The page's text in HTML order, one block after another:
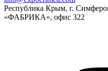
Республика Крым, г.
«ФАБРИКА», офис 322